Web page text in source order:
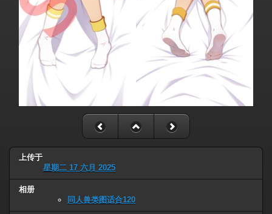
上传于
星期二 17 六月 2025
相册
同人兽类图适合120